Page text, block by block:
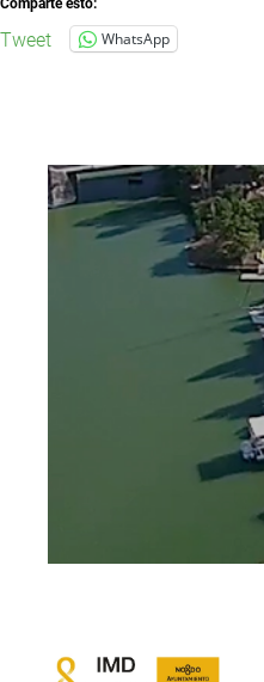
Comparte esto:
Tweet WhatsApp